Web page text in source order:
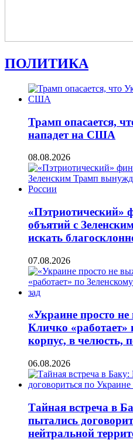
ПОЛИТИКА
Трамп опасается,
нападет на США
08.08.2026
«Пэтриотический»
объятий с
искать
07.08.2026
«Украине просто
Кличко
корпус, в челюсть,
06.08.2026
Тайная встреча в
пытались
нейтральной